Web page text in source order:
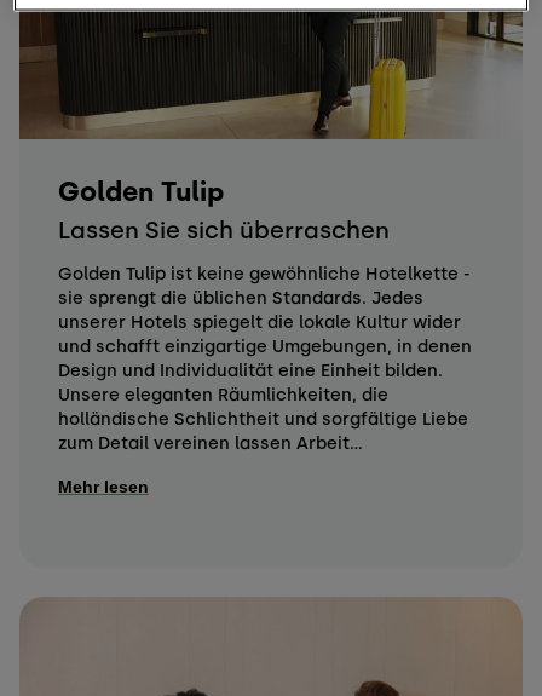
Golden Tulip
Lassen Sie sich überraschen
Golden Tulip ist keine gewöhnliche Hotelkette -
sie sprengt die üblichen Standards. Jedes
unserer Hotels spiegelt die lokale Kultur wider
und schafft einzigartige Umgebungen, in denen
Design und Individualität eine Einheit bilden.
Unsere eleganten Räumlichkeiten, die
holländische Schlichtheit und sorgfältige Liebe
zum Detail vereinen lassen Arbeit...
Mehr lesen